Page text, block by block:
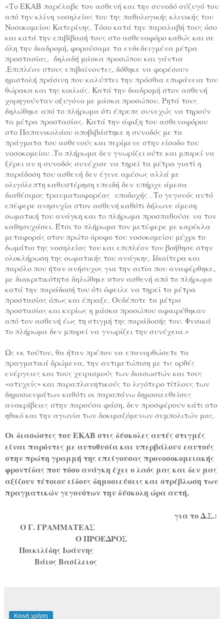
«Το ΕΚΑΒ παρέλαβε τον ασθενή και την συνοδό σύζυγό του
από την κλίνη νοσηλείας του της παθολογικής κλινικής του
Νοσοκομείου Κατερίνης. Τόσο κατά την παραλαβή τους όσο
και κατά την επιβίβασή τους στο ασθενοφόρο καθώς και σε
όλη την διαδρομή, φορούσαμε τα ενδεδειγμένα μέτρα
προστασίας, δηλαδή μάσκα προσώπου και γάντια
.Επιπλέον στους επιβαίνοντες, δόθηκε να φορέσουν
ημιστολή πράσινη που καλύπτει την πρόσθια επιφάνεια του
θώρακα και της κοιλιάς. Κατά την διαδρομή στον ασθενή
χορηγούνταν οξυγόνο με μάσκα προσώπου. Ρητά τους
δηλώθηκε από το πλήρωμα ότι έπρεπε συνεχώς να τηρούν
τα μέτρα προστασίας. Κατά την άφιξη του ασθενοφόρου
στο Παπανικολάου αποβιβάστηκε η συνοδός με τα
πράγματα του ασθενούς και περίμενε στην είσοδο του
νοσοκομείου .Το πλήρωμα δεν γνωρίζει ούτε και μπορεί να
ξέρει αν η συνοδός συνέχισε να τηρεί τα μέτρα γιατί η
παράδοση του ασθενή δεν έγινε αμέσως αλλά με
ολιγόλεπτη καθυστέρηση επειδή δεν υπήρχε άμεσα
διαθέσιμος τραυματιοφορέας υποδοχής . Το γεγονός αυτό
επέφερε ανησυχία στον ασθενή καθότι δήλωνε άμεση
σωματική του ανάγκη και το πλήρωμα προσπαθούσε να τον
καθησυχάσει. Έτσι το πλήρωμα τον μετέφερε με καρέκλα
μεταφοράς στον πρώτο όροφο του νοσοκομείου μέχρι το
δωμάτιο της νοσηλείας του και επιπλέον τον βοήθησε στην
ολοκλήρωση της σωματικής του ανάγκης. Ιδιαίτερα και
παρόλο που ήταν ανήσυχος για την αιτία που αναφέρθηκε,
με διακριτικότητα δηλώθηκε στον ασθενή από το πλήρωμα
κατά την παράδοσή του ότι όφειλε να τηρεί τα μέτρα
προστασίας όπως και έπραξε. Ουδέποτε τα μέτρα
προστασίας και κυρίως η μάσκα προσώπου αφαιρέθηκαν
από τον ασθενή έως τη στιγμή της παράδοσής του. Φυσικά
το πλήρωμα δεν μπορεί να γνωρίζει την συνέχεια.»
Ως εκ τούτου, θα ήταν πρέπον να επανορθώσετε τα
πραγματικά δρώμενα, την αντιμετώπιση με τις ορθές
ενέργειες και τους χειρισμούς των διασωστών και τους
«ατυχείς» και παραπλανητικούς το λιγότερο τίτλους των
δημοσιευμάτων καθότι οι παραπάνω δημοσιευθείσες
ανακρίβειες στην παρούσα φάση, δεν προσφέρουν κάτι στο
ηθικό και την αγωνία των δοκιμαζόμενων συμπολιτών μας.
Οι διασώστες του ΕΚΑΒ στις δύσκολες αυτές στιγμές
είναι παρόντες με αυτοθυσία και υπερβάλουν εαυτούς
στην πρώτη γραμμή της επείγουσας προνοσοκομειακής
φροντίδας που τόσο ανάγκη έχει ο λαός μας και δεν μας
αξίζουν τέτοιου είδους δημοσιεύσεις και στρέβλωση των
πραγματικών γεγονότων την δύσκολη ώρα αυτή.
για το Δ.Σ.:
Ο Γ. ΓΡΑΜΜΑΤΕΑΣ
Ο ΠΡΟΕΔΡΟΣ
Ποικιλίδης Ιωάννης
Βάιος Βασίλειος
Κοινή χρήση